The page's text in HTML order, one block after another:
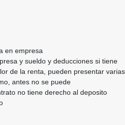
en empresa
y sueldo y deducciones si tiene
de la renta, pueden presentar
antes no se puede
no tiene derecho al deposito